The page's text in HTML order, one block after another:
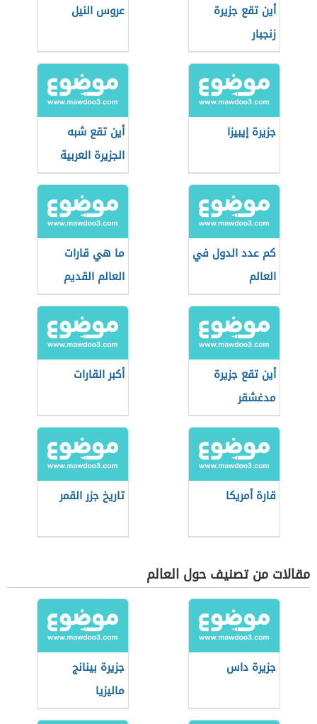
أين تقع جزيرة
زنجبار
عروس النيل
جزيرة إيبيزا
أين تقع شبه
الجزيرة العربية
كم عدد الدول في
العالم
ما هي قارات
العالم القديم
أين تقع جزيرة
مدغشقر
أكبر القارات
قارة أمريكا تاريخ جزر القمر
مقالات من تصنيف حول العالم
جزيرة داس
جزيرة بينانج
ماليزيا